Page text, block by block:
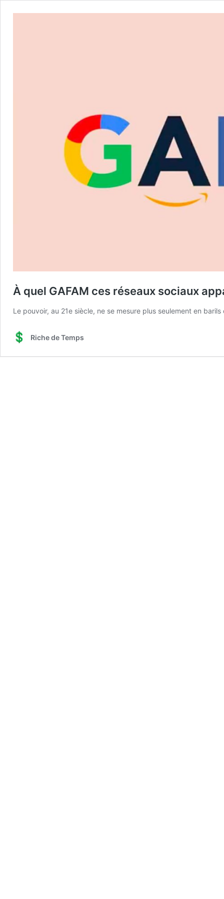
À quel GAFAM ces réseaux sociaux
Le pouvoir, au 21e siècle, ne se mesure plus seulement en
Riche de Temps